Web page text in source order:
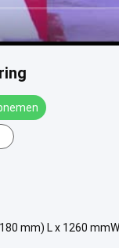
mm) L x 1260